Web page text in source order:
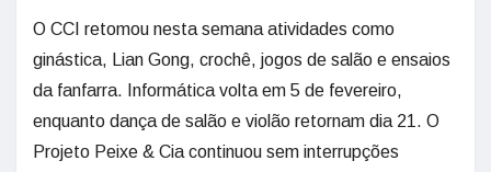
O CCI retomou nesta semana atividades como
ginástica, Lian Gong, crochê, jogos de salão e ensaios
da fanfarra. Informática volta em 5 de fevereiro,
enquanto dança de salão e violão retornam dia 21. O
Projeto Peixe & Cia continuou sem interrupções